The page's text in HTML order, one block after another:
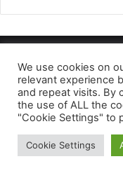
We use cookies on
relevant experience
and repeat visits. By
the use of ALL the
"Cookie Settings" to
Cookie Settings